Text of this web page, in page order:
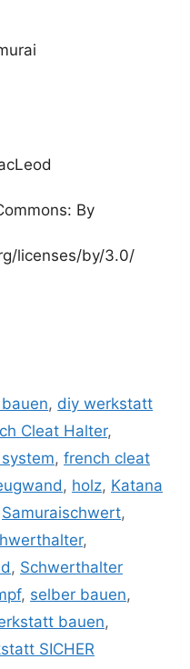
By
licenses/by/3.0/
, diy werkstatt
Cleat Halter,
, french cleat
, holz, Katana
Samuraischwert,
,
, Schwerthalter
, selber bauen,
bauen,
SICHER